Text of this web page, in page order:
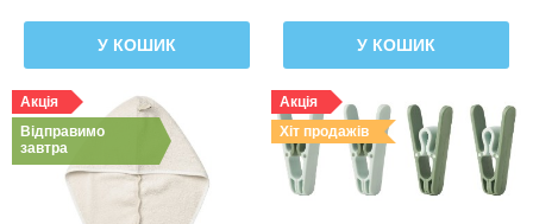
У КОШИК У КОШИК
Акція
Відправимо
завтра
Акція
Хіт продажів